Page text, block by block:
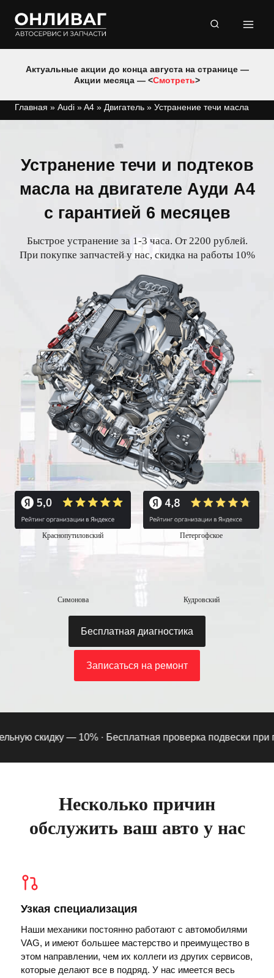
содержимому
Актуальные акции до конца августа на странице —
Акции месяца — <Смотреть>
Главная » Audi »A4 » Двигатель » Устранение течи масла
Устранение течи и подтеков
масла на двигателе Ауди A4
с гарантией 6 месяцев
Быстрое устранение за 1-3 часа. От 2200 рублей.
При покупке запчастей у нас, скидка на работы 10%
Краснопутиловский Петергофское
Симонова Кудровский
Бесплатная диагностика
Записаться на ремонт
скидку — 10% ·Бесплатная проверка подвески при
Несколько причин
обслужить ваш авто у нас
Узкая специализация
Наши механики постоянно работают с автомобилями
VAG, и имеют большее мастерство и преимущество в
этом направлении, чем их коллеги из других сервисов,
которые делают все в подряд. У нас имеется весь